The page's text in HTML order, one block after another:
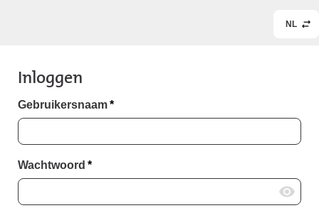
NL
Inloggen
Gebruikersnaam*
Wachtwoord *